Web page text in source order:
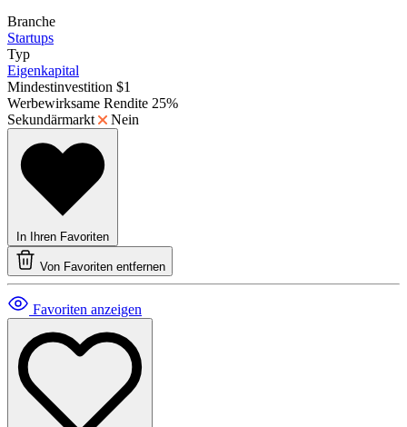
Branche
Startups
Typ
Eigenkapital
Mindestinvestition $1
Werbewirksame Rendite 25%
Sekundärmarkt
Nein
In Ihren Favoriten
Von Favoriten entfernen
Favoriten anzeigen